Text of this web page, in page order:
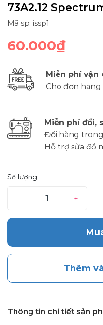
73A2.12
Mã sp: issp1
60.000₫
Miễn phí vận
Cho đơn
Miễn phí đổi,
Đổi hàng
Hỗ trợ sửa đồ
Số lượng:
– +
Thêm
Thông tin chi tiết sản